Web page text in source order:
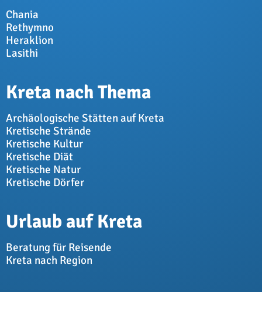
Chania
Rethymno
Heraklion
Lasithi
Kreta nach Thema
Archäologische Stätten auf Kreta
Kretische Strände
Kretische Kultur
Kretische Diät
Kretische Natur
Kretische Dörfer
Urlaub auf Kreta
Beratung für Reisende
Kreta nach Region